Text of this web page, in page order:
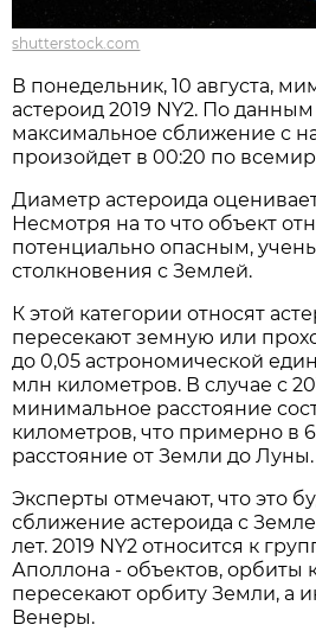
shutterstock.com
В понедельник, 10 августа,
астероид 2019 NY2. По данным
максимальное сближение с
произойдет в 00:20 по
Диаметр астероида
Несмотря на то что объект
потенциально опасным,
столкновения с Землей.
К этой категории относят
пересекают земную или
до 0,05 астрономической
млн километров. В случае с
минимальное расстояние
километров, что примерно в
расстояние от Земли до Луны.
Эксперты отмечают, что это
сближение астероида с
лет. 2019 NY2 относится к
Аполлона - объектов, орбиты
пересекают орбиту Земли, а
Венеры.